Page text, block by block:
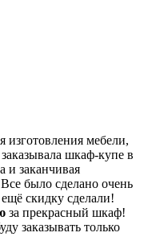
мебели,
шкаф-купе в
и заканчивая
было сделано очень
скидку сделали!
за прекрасный шкаф!
заказывать только